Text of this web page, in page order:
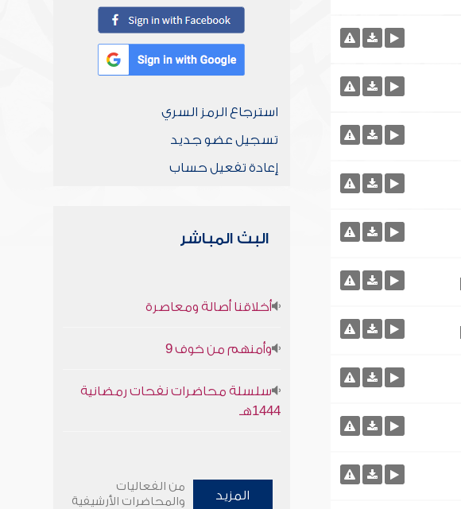
استرجاع الرمز السري
تسجيل عضو جديد
إعادة تفعيل حساب
البث المباشر
أخلاقنا أصالة ومعاصرة
وأمنهم من خوف 9
سلسلة محاضرات نفحات رمضانية
1444هـ
المزيد
من الفعاليات
والمحاضرات الأرشيفية